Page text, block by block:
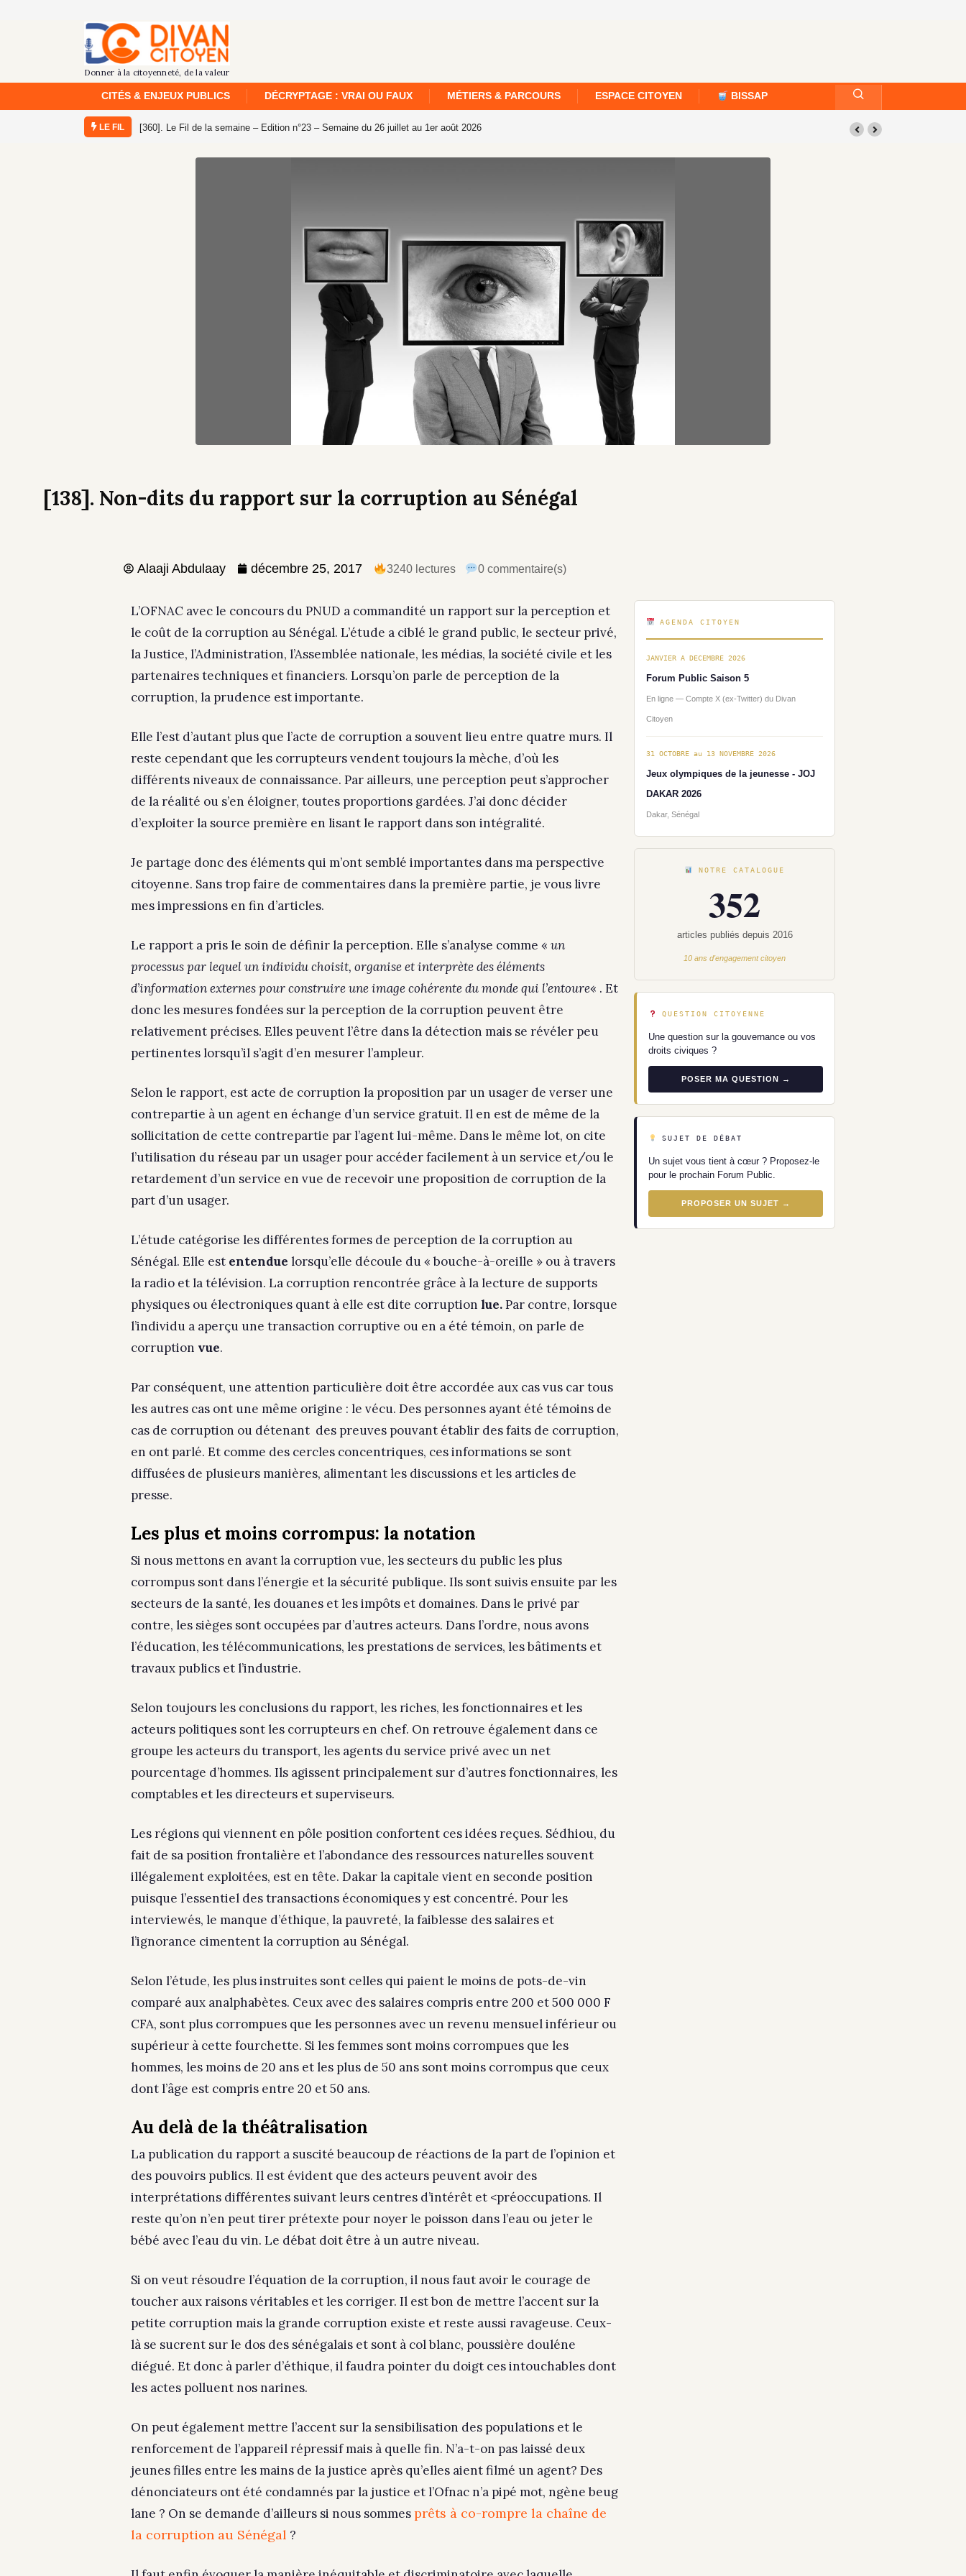
CITÉS & ENJEUX PUBLICS DÉCRYPTAGE : VRAI OU FAUX MÉTIERS & PARCOURS ESPACE CITOYEN BISSAP
LE FIL
– Edition n°23 – Semaine du 26 juillet au 1er août 2026[359]. Le Fil de la semaine – Edition n°22 – Semaine du 19 au 25 juillet 2026
[138]. Non-dits du rapport sur la corruption au Sénégal
Alaaji Abdulaay décembre 25, 2017 3240 lectures 0 commentaire(s)
L’OFNAC avec le concours du PNUD a commandité un rapport sur la perception et
le coût de la corruption au Sénégal. L’étude a ciblé le grand public, le secteur privé,
la Justice, l’Administration, l’Assemblée nationale, les médias, la société civile et les
partenaires techniques et financiers. Lorsqu’on parle de perception de la
corruption, la prudence est importante.
Elle l’est d’autant plus que l’acte de corruption a souvent lieu entre quatre murs. Il
reste cependant que les corrupteurs vendent toujours la mèche, d’où les
différents niveaux de connaissance. Par ailleurs, une perception peut s’approcher
de la réalité ou s’en éloigner, toutes proportions gardées. J’ai donc décider
d’exploiter la source première en lisant le rapport dans son intégralité.
Je partage donc des éléments qui m’ont semblé importantes dans ma perspective
citoyenne. Sans trop faire de commentaires dans la première partie, je vous livre
mes impressions en fin d’articles.
Le rapport a pris le soin de définir la perception. Elle s’analyse comme « un
processus par lequel un individu choisit, organise et interprète des éléments
d’information externes pour construire une image cohérente du monde qui l’entoure« . Et
donc les mesures fondées sur la perception de la corruption peuvent être
relativement précises. Elles peuvent l’être dans la détection mais se révéler peu
pertinentes lorsqu’il s’agit d’en mesurer l’ampleur.
Selon le rapport, est acte de corruption la proposition par un usager de verser une
contrepartie à un agent en échange d’un service gratuit. Il en est de même de la
sollicitation de cette contrepartie par l’agent lui-même. Dans le même lot, on cite
l’utilisation du réseau par un usager pour accéder facilement à un service et/ou le
retardement d’un service en vue de recevoir une proposition de corruption de la
part d’un usager.
L’étude catégorise les différentes formes de perception de la corruption au
Sénégal. Elle est entendue lorsqu’elle découle du « bouche-à-oreille » ou à travers
la radio et la télévision. La corruption rencontrée grâce à la lecture de supports
physiques ou électroniques quant à elle est dite corruption lue.Par contre, lorsque
l’individu a aperçu une transaction corruptive ou en a été témoin, on parle de
corruption vue.
Par conséquent, une attention particulière doit être accordée aux cas vus car tous
les autres cas ont une même origine : le vécu. Des personnes ayant été témoins de
cas de corruption ou détenant des preuves pouvant établir des faits de corruption,
en ont parlé. Et comme des cercles concentriques, ces informations se sont
diffusées de plusieurs manières, alimentant les discussions et les articles de
presse.
Les plus et moins corrompus: la notation
Si nous mettons en avant la corruption vue, les secteurs du public les plus
corrompus sont dans l’énergie et la sécurité publique. Ils sont suivis ensuite par les
secteurs de la santé, les douanes et les impôts et domaines. Dans le privé par
contre, les sièges sont occupées par d’autres acteurs. Dans l’ordre, nous avons
l’éducation, les télécommunications, les prestations de services, les bâtiments et
travaux publics et l’industrie.
Selon toujours les conclusions du rapport, les riches, les fonctionnaires et les
acteurs politiques sont les corrupteurs en chef. On retrouve également dans ce
groupe les acteurs du transport, les agents du service privé avec un net
pourcentage d’hommes. Ils agissent principalement sur d’autres fonctionnaires, les
comptables et les directeurs et superviseurs.
Les régions qui viennent en pôle position confortent ces idées reçues. Sédhiou, du
fait de sa position frontalière et l’abondance des ressources naturelles souvent
illégalement exploitées, est en tête. Dakar la capitale vient en seconde position
puisque l’essentiel des transactions économiques y est concentré. Pour les
interviewés, le manque d’éthique, la pauvreté, la faiblesse des salaires et
l’ignorance cimentent la corruption au Sénégal.
Selon l’étude, les plus instruites sont celles qui paient le moins de pots-de-vin
comparé aux analphabètes. Ceux avec des salaires compris entre 200 et 500 000 F
CFA, sont plus corrompues que les personnes avec un revenu mensuel inférieur ou
supérieur à cette fourchette. Si les femmes sont moins corrompues que les
hommes, les moins de 20 ans et les plus de 50 ans sont moins corrompus que ceux
dont l’âge est compris entre 20 et 50 ans.
Au delà de la théâtralisation
La publication du rapport a suscité beaucoup de réactions de la part de l’opinion et
des pouvoirs publics. Il est évident que des acteurs peuvent avoir des
interprétations différentes suivant leurs centres d’intérêt et <préoccupations. Il
reste qu’on n’en peut tirer prétexte pour noyer le poisson dans l’eau ou jeter le
bébé avec l’eau du vin. Le débat doit être à un autre niveau.
Si on veut résoudre l’équation de la corruption, il nous faut avoir le courage de
toucher aux raisons véritables et les corriger. Il est bon de mettre l’accent sur la
petite corruption mais la grande corruption existe et reste aussi ravageuse. Ceux-
là se sucrent sur le dos des sénégalais et sont à col blanc, poussière douléne
diégué. Et donc à parler d’éthique, il faudra pointer du doigt ces intouchables dont
les actes polluent nos narines.
On peut également mettre l’accent sur la sensibilisation des populations et le
renforcement de l’appareil répressif mais à quelle fin. N’a-t-on pas laissé deux
jeunes filles entre les mains de la justice après qu’elles aient filmé un agent? Des
dénonciateurs ont été condamnés par la justice et l’Ofnac n’a pipé mot, ngène beug
lane ? On se demande d’ailleurs si nous sommesprêts à co-rompre la chaîne de
la corruption au Sénégal ?
AGENDA CITOYEN
JANVIER A DECEMBRE 2026
Forum Public Saison 5
En ligne — Compte X (ex-Twitter) du Divan
Citoyen
31 OCTOBRE au 13 NOVEMBRE 2026
Jeux olympiques de la jeunesse - JOJ
DAKAR 2026
Dakar, Sénégal
NOTRE CATALOGUE
352
articles publiés depuis 2016
10 ans d'engagement citoyen
QUESTION CITOYENNE
Une question sur la gouvernance ou vos
droits civiques ?
POSER MA QUESTION →
SUJET DE DÉBAT
Un sujet vous tient à cœur ? Proposez-le
pour le prochain Forum Public.
PROPOSER UN SUJET →